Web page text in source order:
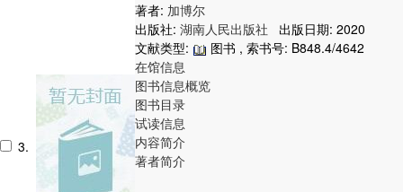
3.
著者: 加博尔
出版社: 湖南人民出版社
出版日期: 2020
文献类型:
图书 , 索书号: B848.4/4642
在馆信息
图书信息概览
图书目录
试读信息
内容简介
著者简介